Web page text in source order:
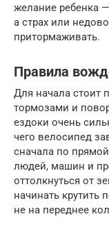
желание ребенка
а страх или
притормаживать.
Правила
Для начала стоит
тормозами и
ездоки очень
чего велосипед
сначала по прямой
людей, машин и
оттолкнуться от
начинать крутить
не на переднее